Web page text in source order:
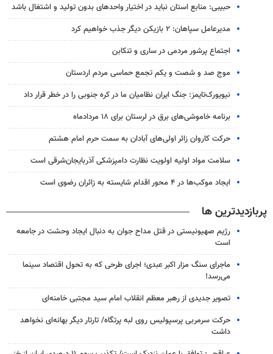
حبیبی: منابع استان نباید در اختیار واحدهای بدون تولید و اشتغال باشد
مدیرعامل سپاهان: ۲ بازیکن دیگر جذب خواهیم کرد
اجتماع پرشور مردمی در ساری و تنکابن
موج صد و شصت و یکم تجمع حماسی مردم اردستان
نیویورک‌تایمز: جنگ ایران نظامیان ما در کره جنوبی را در خطر قرار داد
برنامه خاموشی‌های برق در لرستان برای ۱۸ مردادماه
حرکت کاروان زائر اولی‌های آبادان به سمت حرم امام هشتم
سلامت مواد اولیه اولویت نظارت دامپزشکی آذربایجان‌شرقی است
ایجاد موکب‌ها در ۴ محور اقدام شایسته به زائران رضوی است
پربازدیدترین ها
رژیم صهیونیستی در قتل مداح جوان به دنبال ایجاد وحشت در جامعه
است
ماجرای سنگ مزار اکبر عبدی؛ اجرای طرحی که به تحول اقتصاد سینما
می‌رسد!
تصویر جدیدی از رهبر معظم انقلاب امام سید مجتبی خامنه‌ای
حرکت سرمربی پرسپولیس روی لبه پرتگاه/ تارتار دیگر بهانه‌ای نخواهد
داشت